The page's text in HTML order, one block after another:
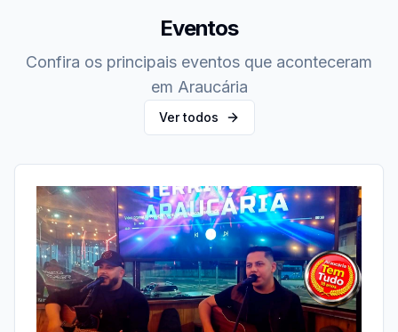
Eventos
Confira os principais eventos que aconteceram
em Araucária
Ver todos